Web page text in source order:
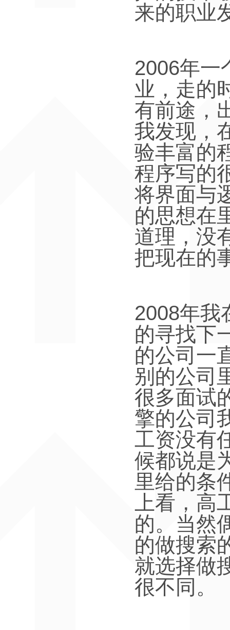
来的职业
2006年一
业，走的
有前途，
我发现，
验丰富的
程序写的
将界面与
的思想在
道理，没
把现在的
2008年我
的寻找下
的公司一
别的公司
很多面试
擎的公司
工资没有
候都说是
里给的条
上看，高
的。当然
的做搜索
就选择做
很不同。